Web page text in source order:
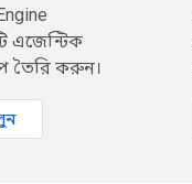
এজেন্টিক
তৈরি করুন।